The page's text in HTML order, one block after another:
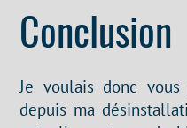
Conclusion
Je voulais donc
depuis ma